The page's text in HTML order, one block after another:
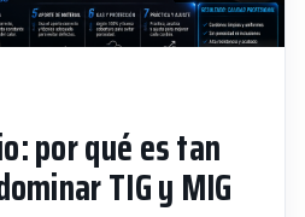
por qué es tan
TIG y MIG